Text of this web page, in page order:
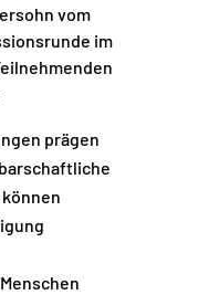
vom
im
prägen